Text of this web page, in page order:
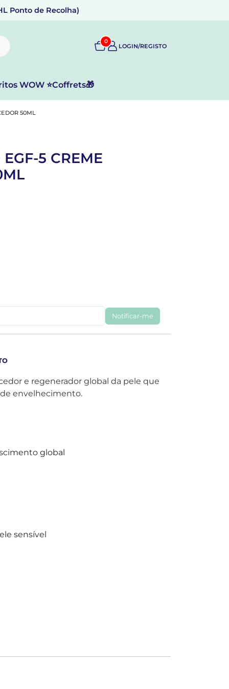
Ponto de Recolha)
0
LOGIN/REGISTO
WOW ⭐Coffrets🎁
50ML
5 CREME
Notificar-me
e regenerador global da pele que
envelhecimento.
global
sensível